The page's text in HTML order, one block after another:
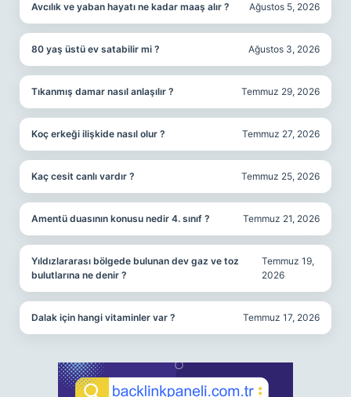
Avcılık ve yaban hayatı ne kadar maaş alır ? Ağustos 5, 2026
80 yaş üstü ev satabilir mi ? Ağustos 3, 2026
Tıkanmış damar nasıl anlaşılır ? Temmuz 29, 2026
Koç erkeği ilişkide nasıl olur ? Temmuz 27, 2026
Kaç cesit canlı vardır ? Temmuz 25, 2026
Amentü duasının konusu nedir 4. sınıf ? Temmuz 21, 2026
Yıldızlararası bölgede bulunan dev gaz ve toz
bulutlarına ne denir ?
Temmuz 19,
2026
Dalak için hangi vitaminler var ? Temmuz 17, 2026